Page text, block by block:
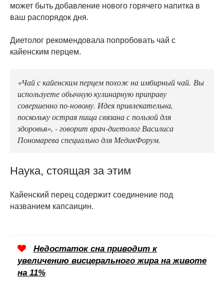
может быть добавление нового горячего напитка в
ваш распорядок дня.
Диетолог рекомендовала попробовать чай с
кайенским перцем.
«Чай с кайенским перцем похож на имбирный чай. Вы
используете обычную кулинарную приправу
совершенно по-новому. Идея привлекательна,
поскольку острая пища связана с пользой для
здоровья», - говорит врач-диетолог Василиса
Пономарева специально для МедикФорум.
Наука, стоящая за этим
Кайенский перец содержит соединение под
названием капсаицин.
Недостаток сна приводит к
увеличению висцерального жира на животе
на 11%